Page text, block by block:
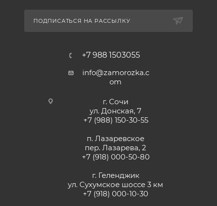
ПОДПИСАТЬСЯ НА РАССЫЛКУ
+7 988 1503055
info@zamorozka.c
om
г. Сочи
ул. Донская, 7
+7 (988) 150-30-55
п. Лазаревское
пер. Лазарева, 2
+7 (918) 000-50-80
г. Геленджик
ул. Сухумское шоссе 3 км
+7 (918) 000-10-30